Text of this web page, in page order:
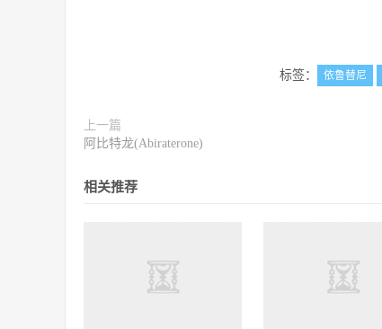
标签： 依鲁替尼
上一篇
阿比特龙(Abiraterone)
相关推荐